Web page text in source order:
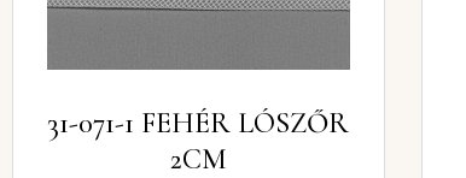
31-071-1 FEHÉR LÓSZŐR
2CM